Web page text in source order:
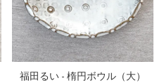
福田るい - 楕円ボウル（大）